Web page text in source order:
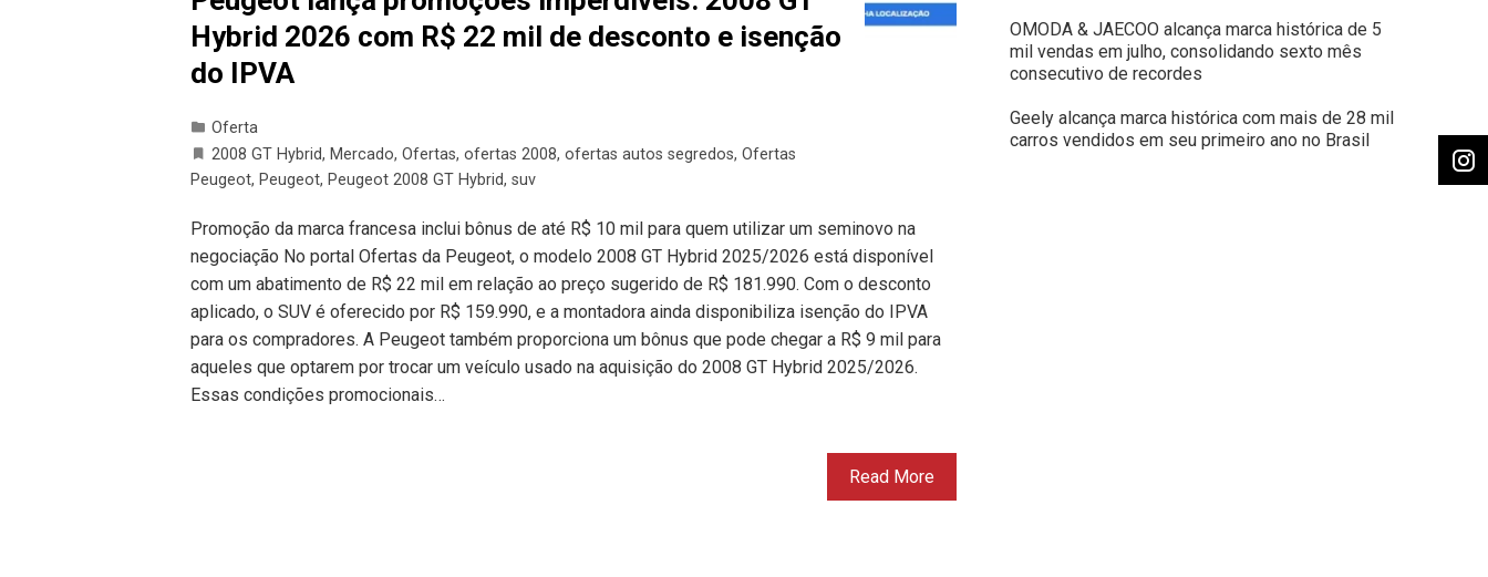
Hybrid 2026 com R$ 22 mil de desconto e isenção
do IPVA
Oferta
2008 GT Hybrid, Mercado, Ofertas, ofertas 2008, ofertas autos segredos, Ofertas
Peugeot, Peugeot, Peugeot 2008 GT Hybrid, suv
Promoção da marca francesa inclui bônus de até R$ 10 mil para quem utilizar um seminovo na
negociação No portal Ofertas da Peugeot, o modelo 2008 GT Hybrid 2025/2026 está disponível
com um abatimento de R$ 22 mil em relação ao preço sugerido de R$ 181.990. Com o desconto
aplicado, o SUV é oferecido por R$ 159.990, e a montadora ainda disponibiliza isenção do IPVA
para os compradores. A Peugeot também proporciona um bônus que pode chegar a R$ 9 mil para
aqueles que optarem por trocar um veículo usado na aquisição do 2008 GT Hybrid 2025/2026.
Essas condições promocionais…
Read More
OMODA & JAECOO alcança marca histórica de 5
mil vendas em julho, consolidando sexto mês
consecutivo de recordes
Geely alcança marca histórica com mais de 28 mil
carros vendidos em seu primeiro ano no Brasil